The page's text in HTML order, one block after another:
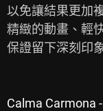
以免讓結果更加
精緻的動畫、輕
保證留下深刻印
Calma Carmona